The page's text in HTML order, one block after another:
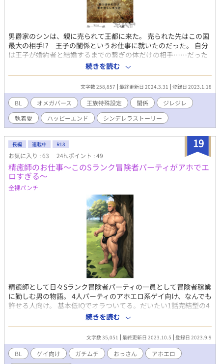
男爵家のシンは、親に売られて王都に来た。 売られた先はこの国
最大の相手!? 王子の閨係というお仕事に就いたのだった。 自分
は王子が婚約者と結婚するまでの繋ぎの体だけの相手……だった
はずなのに、閨係なのに一向に抱いてもらえない。そして王子に
どんどん惹かれる自分に戸惑う。夢を見てはいけない。相手はこ
の国の王太子、自分はただの男娼。 それなのに、夢を見てしまっ
た。 王太子アルファ×閨担当オメガ 性描写が入るシーンは ※マー
クをタイトルにつけます。 物語、お楽しみいただけたら幸いで
す！
続きを読む
文字数 258,857 最終更新日 2024.3.31 登録日 2023.1.18
BL オメガバース 王族特殊設定 閨係
ジレジレ
執着愛
ハッピーエンド シンデレラストーリー
19
長編 連載中 R18
お気に入り : 63 24h.ポイント : 49
精癒師のお仕事～このSランク冒険者パーティがアホでエ
ロすぎる～
全裸パンチ
精癒師として日々Sランク冒険者パーティの一員として冒険者稼業
に勤しむ男の物語。 4人パーティのアホエロ系ゲイ向け、なんでも
許せる人向け。 基本低IQでオラついてる。だいたい1話完結型の4
コマっぽい感じで展開予定。 気に入っていただけたらお気に入り
登録＆感想お待ちしております。 ・主な登場人物 レオ / 金髪マッ
チョ 回復補助の後衛サポーター マックス / 赤髪マッチョ 大楯
の前衛タンク ヒューゴ / 青髪マッチョ 長剣の前衛アタッカー ブ
リッツ / 黒髪マッチョ 魔導書使いの後衛アタッカー
続きを読む
文字数 35,051 最終更新日 2023.10.5 登録日 2023.9.9
BL ゲイ向け ガチムチ おっさん
アホエロ